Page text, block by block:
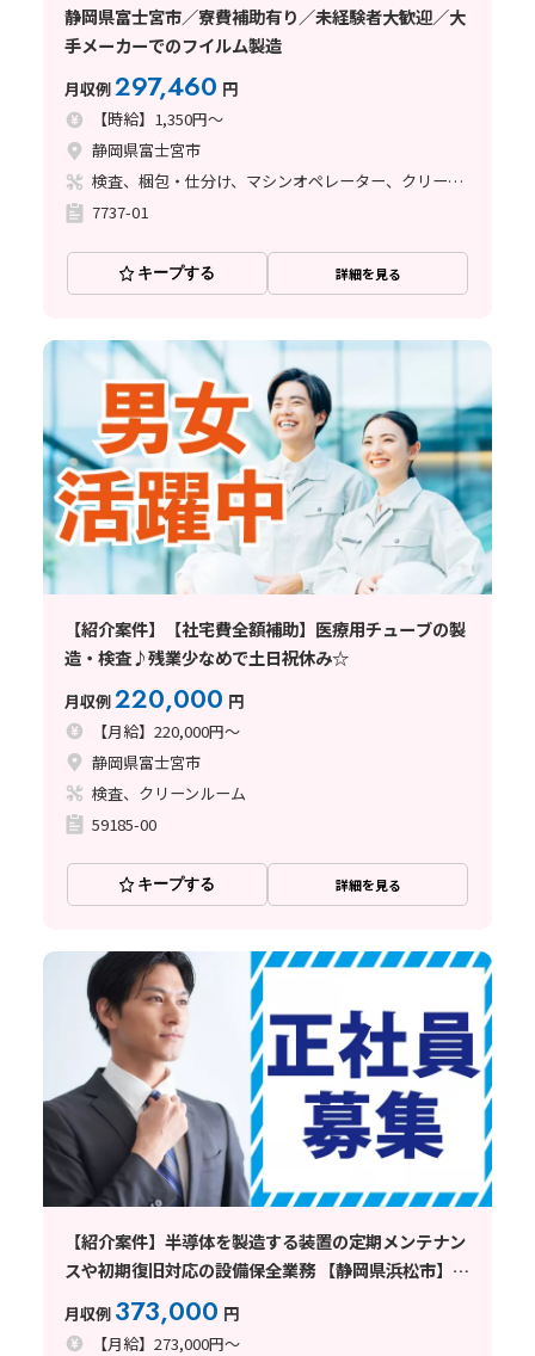
静岡県富士宮市／寮費補助有り／未経験者大歓迎／大
手メーカーでのフイルム製造
月収例297,460 円
【時給】1,350円～
静岡県富士宮市
検査、梱包・仕分け、マシンオペレーター、クリーンルーム、清掃・洗浄、座り作業、立ち作業
7737-01
キープする 詳細を見る
【紹介案件】【社宅費全額補助】医療用チューブの製
造・検査♪残業少なめで土日祝休み☆
月収例220,000 円
【月給】220,000円～
静岡県富士宮市
検査、クリーンルーム
59185-00
キープする 詳細を見る
【紹介案件】半導体を製造する装置の定期メンテナン
スや初期復旧対応の設備保全業務 【静岡県浜松市】大
手半導体メーカーでの設備保全・エンジニアのお仕
事!
月収例 373,000 円
【月給】273,000円～